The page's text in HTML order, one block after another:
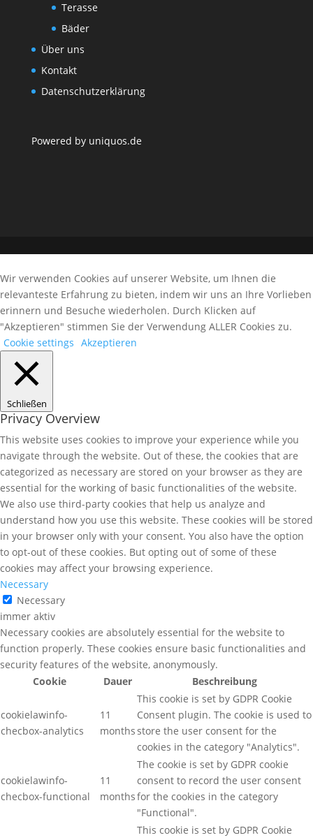
Terasse
Bäder
Über uns
Kontakt
Datenschutzerklärung
Powered by uniquos.de
Wir verwenden Cookies auf unserer Website, um Ihnen die
relevanteste Erfahrung zu bieten, indem wir uns an Ihre Vorlieben
erinnern und Besuche wiederholen. Durch Klicken auf
"Akzeptieren" stimmen Sie der Verwendung ALLER Cookies zu.
Cookie settings Akzeptieren
Schließen
Privacy Overview
This website uses cookies to improve your experience while you
navigate through the website. Out of these, the cookies that are
categorized as necessary are stored on your browser as they are
essential for the working of basic functionalities of the website.
We also use third-party cookies that help us analyze and
understand how you use this website. These cookies will be stored
in your browser only with your consent. You also have the option
to opt-out of these cookies. But opting out of some of these
cookies may affect your browsing experience.
Necessary
Necessary
immer aktiv
Necessary cookies are absolutely essential for the website to
function properly. These cookies ensure basic functionalities and
security features of the website, anonymously.
Cookie
Dauer Beschreibung
cookielawinfo-
checbox-analytics
11
months
This cookie is set by GDPR Cookie
Consent plugin. The cookie is used to
store the user consent for the
cookies in the category "Analytics".
cookielawinfo-
checbox-functional
11
months
The cookie is set by GDPR cookie
consent to record the user consent
for the cookies in the category
"Functional".
This cookie is set by GDPR Cookie